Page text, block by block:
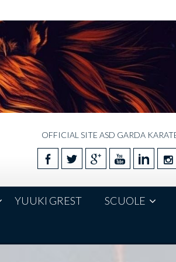
OFFICIAL SITE ASD GARDA
YUUKI GREST SCUOLE